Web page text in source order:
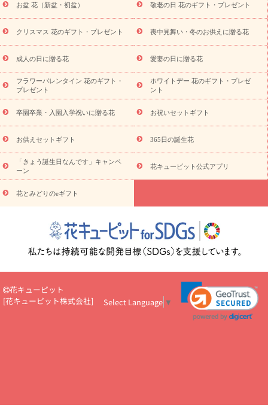
お供え プリザーブドフラワー
ペットのお供えフラワー
お盆（新
盆・初盆）
その他 お祝い返し お見舞い
お取り寄せギフト
ビジネス用
ご自宅用 観葉植物 ミディ胡蝶蘭
プリザーブ
ドフラワー
スタイルから探す アレンジメント 花束
スタ
ンド花
お祝い お供え・お悔やみ 胡蝶蘭 胡蝶蘭・花鉢
ディ胡蝶蘭・お祝い
ミディ胡蝶蘭・お供え
世界初の青色胡蝶蘭
観葉植物
観葉植物 産直多肉植物
プリザーブドフラワー
お祝い
お供え・お悔やみ 花とセットギフト
セミオーダー
プチギフト（hanamore -ハナモア-）
花とみどりのeギフト
キューピットのeGfit
カラー ピンク イエローオレンジ
レッ
ド
お花の種類 トルコキキョウ
お祝い お祝い・3000円～ お祝い・4000円～
お祝い・
5000円～
お祝い・7000円～ お祝い・ 10000円～
お供え・お
悔やみ
円～
お供え・お悔やみ・
読み物
いのマナー
定年退職祝いのマナー
お祝いを贈るときのマナー・
花キューピットのお祝いコラム一覧
誕生日のお花を「色
彩心理学」で選ぶ方法
結婚祝いの予算相場
出産祝いお役立ち情
ール
新築引っ越し祝いコラム お祝い花のマナー総まとめ
職
場上司や先輩へ贈るお祝い花の正解は？
開店祝いの花 選び方ガイ
あり)
花キューピット×専門家 CO2排出量削減 / SDGsを考える
お盆 花（新盆・初盆） 敬老の日 花のギフト・プレゼント
クリスマス 花のギフト・プレゼント 喪中見舞い・冬のお供えに贈る花
成人の日に贈る花 愛妻の日に贈る花
フラワーバレンタイン 花のギフト・
プレゼント
ホワイトデー 花のギフト・プレゼ
ント
卒園卒業・入園入学祝いに贈る花 お祝いセットギフト
お供えセットギフト 365日の誕生花
「きょう誕生日なんです」キャンペ
ーン
花キューピット公式アプリ
花とみどりのeギフト
花キューピット
[花キューピット株式会社] Select Language ▼